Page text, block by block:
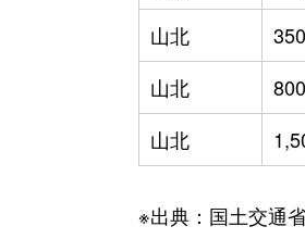
山北
山北
山北
※出典：国土交通